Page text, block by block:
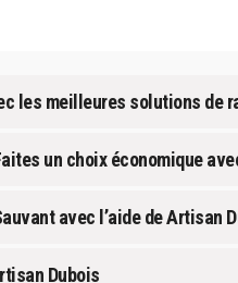
les meilleures solutions de
un choix économique
avec l’aide de Artisan
Dubois